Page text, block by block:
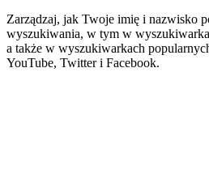
Zarządzaj, jak Twoje imię i nazwisko
wyszukiwania, w tym w
a także w wyszukiwarkach
YouTube, Twitter i Facebook.